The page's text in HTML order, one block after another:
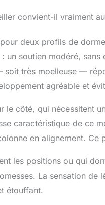
convient-il vraiment
deux profils de
un soutien modéré,
très moelleuse —
agréable et
le côté, qui nécessitent
caractéristique de ce
en alignement. Ce
les positions ou qui
La sensation
étouffant.